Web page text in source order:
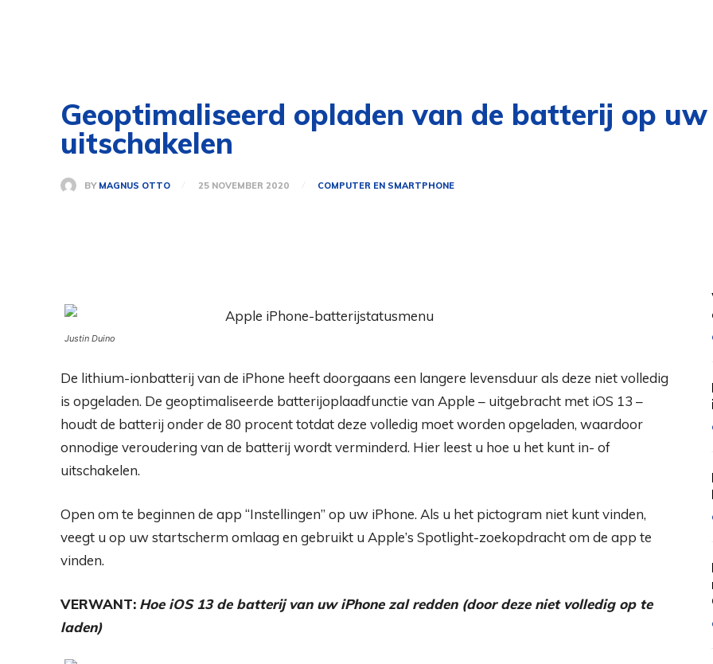
Geoptimaliseerd opladen van de batterij op
uitschakelen
BY MAGNUS OTTO 25 NOVEMBER 2020 COMPUTER EN SMARTPHONE
Justin Duino
De lithium-ionbatterij van de iPhone heeft doorgaans een langere levensduur als deze niet volledig
is opgeladen. De geoptimaliseerde batterijoplaadfunctie van Apple – uitgebracht met iOS 13 –
houdt de batterij onder de 80 procent totdat deze volledig moet worden opgeladen, waardoor
onnodige veroudering van de batterij wordt verminderd. Hier leest u hoe u het kunt in- of
uitschakelen.
Open om te beginnen de app “Instellingen” op uw iPhone. Als u het pictogram niet kunt vinden,
veegt u op uw startscherm omlaag en gebruikt u Apple’s Spotlight-zoekopdracht om de app te
vinden.
VERWANT: Hoe iOS 13 de batterij van uw iPhone zal redden (door deze niet volledig op te
laden)